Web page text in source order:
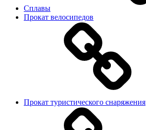
Сплавы
Прокат велосипедов
Прокат туристического снаряжения